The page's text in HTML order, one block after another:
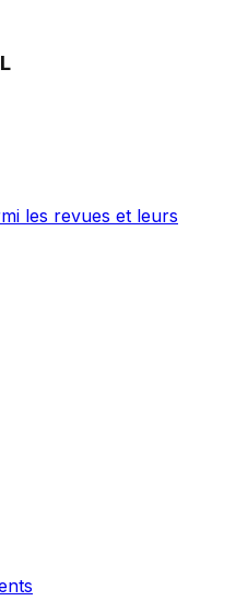
les revues et leurs